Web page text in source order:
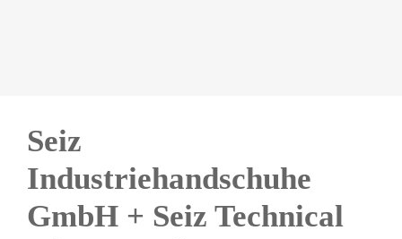
Seiz
Industriehandschuhe
GmbH + Seiz Technical